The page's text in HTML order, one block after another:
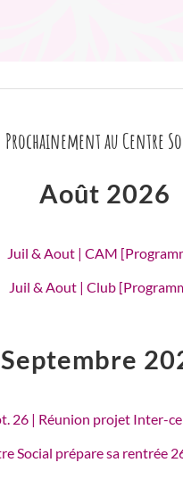
Prochainement au Centre
Août 2026
Juil & Aout | CAM
Juil & Aout | Club
Septembre
26 | Réunion projet Inter-
Social prépare sa rentrée